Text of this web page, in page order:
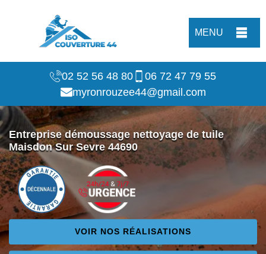
MENU
02 52 56 48 80
06 72 47 79 55
myronrouzee44@gmail.com
Entreprise démoussage nettoyage de tuile
Maisdon Sur Sevre 44690
VOIR NOS RÉALISATIONS